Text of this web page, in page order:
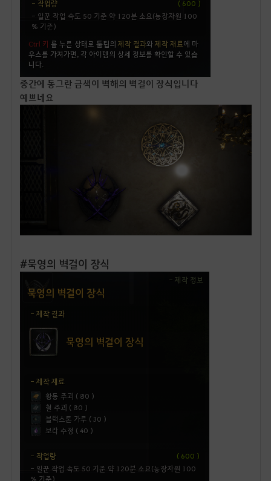
중간에 동그란 금색이 벽해의 벽걸이 장식입니다
예쁘네요
#묵영의 벽걸이 장식